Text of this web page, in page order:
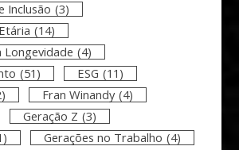
Inclusão (3)
(14)
Longevidade (4)
(51) ESG (11)
Fran Winandy (4)
Geração Z (3)
Gerações no Trabalho (4)